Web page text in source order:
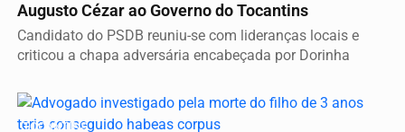
Augusto Cézar ao Governo do Tocantins
Candidato do PSDB reuniu-se com lideranças locais e
criticou a chapa adversária encabeçada por Dorinha
TOCANTINS